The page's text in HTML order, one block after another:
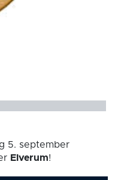
5. september
Elverum!